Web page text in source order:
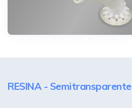
RESINA - Semitransparente